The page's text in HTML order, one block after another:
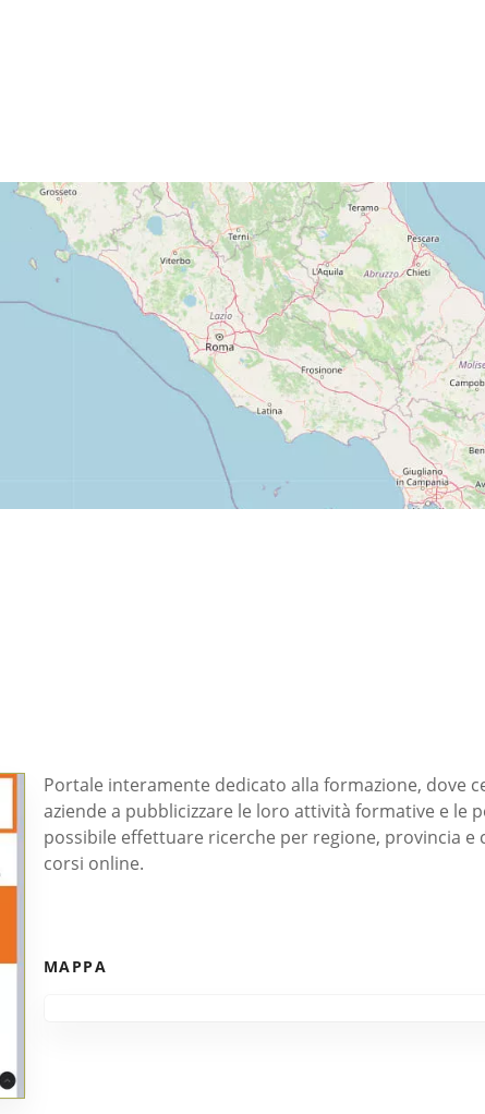
Portale interamente dedicato alla formazione, dove
aziende a pubblicizzare le loro attività formative e le
possibile effettuare ricerche per regione, provincia e
corsi online.
MAPPA